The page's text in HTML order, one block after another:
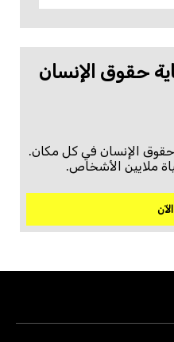
حقوق الإنسان
حقوق الإنسان في كل مكان.
ملايين الأشخاص.